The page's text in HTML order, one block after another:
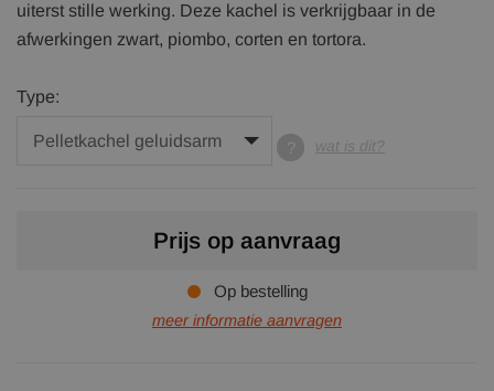
uiterst stille werking. Deze kachel is verkrijgbaar in de
afwerkingen zwart, piombo, corten en tortora.
Type:
wat is dit?
Prijs op aanvraag
Op bestelling
meer informatie aanvragen